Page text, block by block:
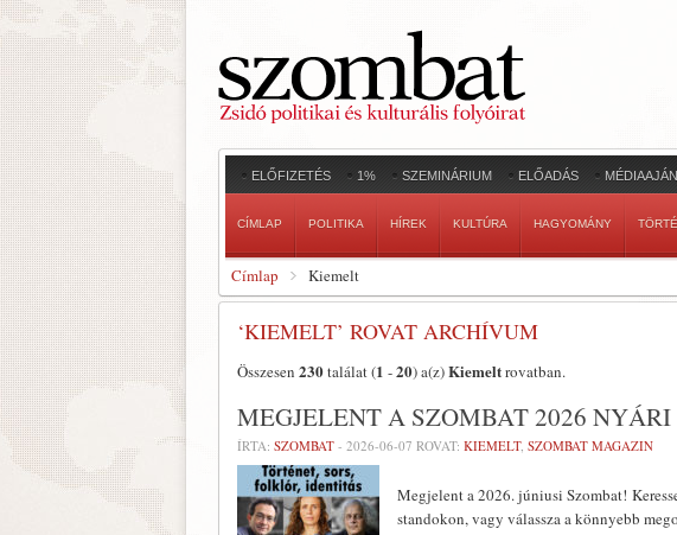
ELŐFIZETÉS 1% SZEMINÁRIUM ELŐADÁS
CÍMLAP POLITIKA HÍREK KULTÚRA HAGYOMÁNY
Címlap Kiemelt
‘KIEMELT’ ROVAT ARCHÍVUM
Összesen 230találat (1 -20) a(z)Kiemeltrovatban.
MEGJELENT A SZOMBAT 2026
ÍRTA: SZOMBAT - 2026-06-07 ROVAT: KIEMELT, SZOMBAT MAGAZIN
Megjelent a 2026. júniusi Szombat!
standokon, vagy válassza a könnyebb